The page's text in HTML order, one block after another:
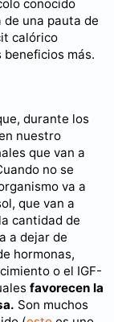
conocido
de una pauta de
calórico
más.
durante los
nuestro
que van a
no se
va a
que van a
cantidad de
a dejar de
hormonas,
o el IGF-
favorecen la
Son muchos